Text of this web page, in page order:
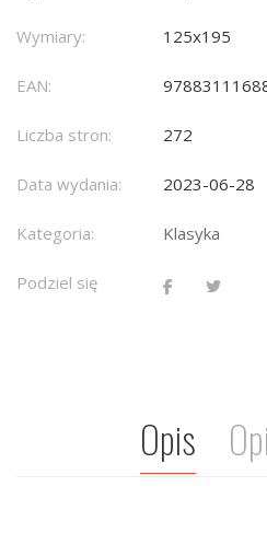
Wymiary: 125x195
EAN:
Liczba stron: 272
Data wydania: 2023-06-28
Kategoria: Klasyka
Podziel się
Opis